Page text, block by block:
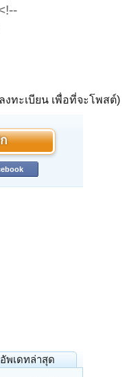
ทะเบียน เพื่อที่จะโพสต์)
อัพเดทล่าสุด